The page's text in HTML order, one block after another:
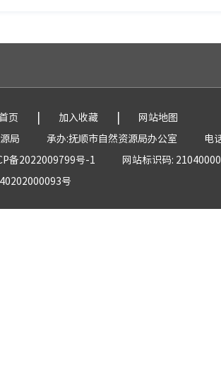
页 | 加入收藏 |
网站地图
局
承办:抚顺市自然资源局办公室
电
备2022009799号-1
网站标识码:
号